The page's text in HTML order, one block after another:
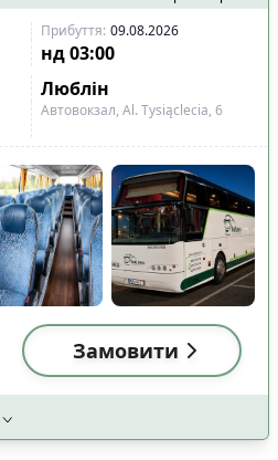
Прибуття: 09.08.2026
нд 03:00
Люблін
Автовокзал, Al. Tysiąclecia, 6
Замовити